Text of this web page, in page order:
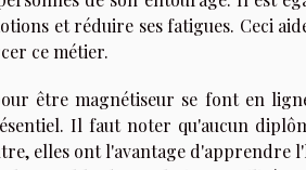
et réduire ses fatigues. Ceci
ce métier.
être magnétiseur se font en
Il faut noter qu'aucun
elles ont l'avantage d'apprendre